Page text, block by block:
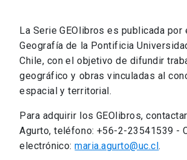
La Serie GEOlibros es publicada
Geografía de la Pontificia
Chile, con el objetivo de difundir
geográfico y obras vinculadas al
espacial y territorial.
Para adquirir los GEOlibros,
Agurto, teléfono: +56-2-23541539 -
electrónico:maria.agurto@uc.cl.